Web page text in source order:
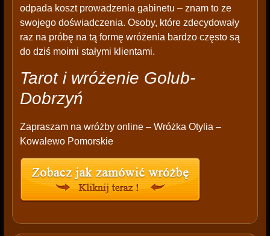
odpada koszt prowadzenia gabinetu – znam to ze
swojego doświadczenia. Osoby, które zdecydowały
raz na próbę na tą formę wróżenia bardzo często są
do dziś moimi stałymi klientami.
Tarot i wróżenie Golub-
Dobrzyń
Zapraszam na wróżby online – Wróżka Otylia –
Kowalewo Pomorskie